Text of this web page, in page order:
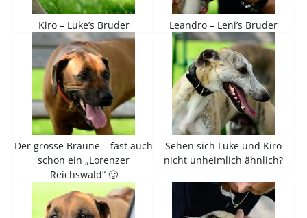
Kiro – Luke’s Bruder Leandro – Leni’s Bruder
Der grosse Braune – fast auch
schon ein „Lorenzer
Reichswald“ 🙂
Sehen sich Luke und Kiro
nicht unheimlich ähnlich?